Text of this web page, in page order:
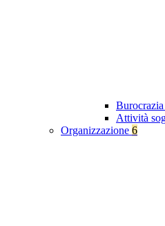
Attività
Organizzazione 6